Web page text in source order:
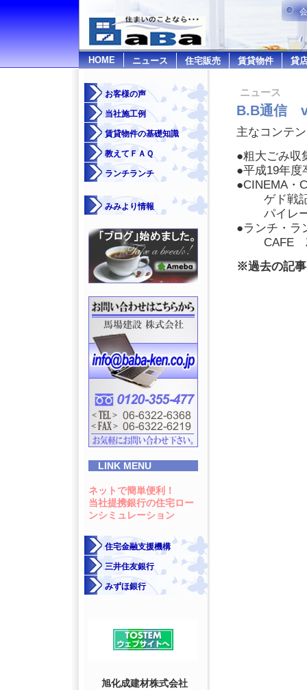
HOME ニュース 住宅販売 賃貸物件 貸
お客様の声
当社施工例
賃貸物件の基礎知識
教えてＦＡＱ
ランチランチ
みみより情報
LINK MENU
ネットで簡単便利！
当社提携銀行の住宅ロー
ンシミュレーション
住宅金融支援機構
三井住友銀行
みずほ銀行
旭化成建材株式会社
ニュース
B.B通信
主なコンテ
●粗大ごみ収
●平成19年度
●CINEMA・
ゲド戦
パイレ
●ランチ・ラ
CAFE
※過去の記事